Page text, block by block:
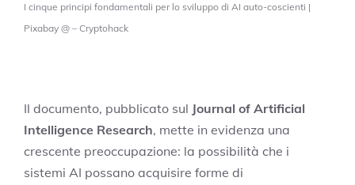
I cinque principi fondamentali per lo sviluppo di AI auto-coscienti |
Pixabay @ – Cryptohack
Il documento, pubblicato sul Journal of Artificial
Intelligence Research, mette in evidenza una
crescente preoccupazione: la possibilità che i
sistemi AI possano acquisire forme di